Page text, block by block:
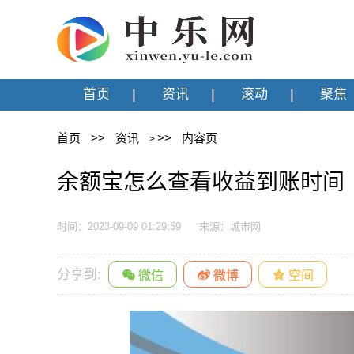
首页 资讯 滚动 聚焦
首页 >> 资讯 > >> 内容页
余额宝怎么查看收益到账时
时间：2023-09-09 01:29:59 来源：城市网
分享到: